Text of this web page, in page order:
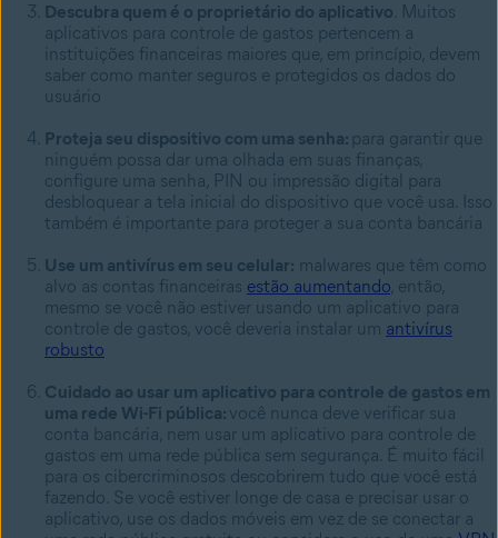
Descubra quem é o proprietário do aplicativo . Muitos
aplicativos para controle de gastos pertencem a
instituições financeiras maiores que, em princípio, devem
saber como manter seguros e protegidos os dados do
usuário
Proteja seu dispositivo com uma senha: para garantir que
ninguém possa dar uma olhada em suas finanças,
configure uma senha, PIN ou impressão digital para
desbloquear a tela inicial do dispositivo que você usa. Isso
também é importante para proteger a sua conta bancária
Use um antivírus em seu celular: malwares que têm como
alvo as contas financeiras estão aumentando, então,
mesmo se você não estiver usando um aplicativo para
controle de gastos, você deveria instalar um antivírus
robusto
Cuidado ao usar um aplicativo para controle de gastos em
uma rede Wi-Fi pública: você nunca deve verificar sua
conta bancária, nem usar um aplicativo para controle de
gastos em uma rede pública sem segurança. É muito fácil
para os cibercriminosos descobrirem tudo que você está
fazendo. Se você estiver longe de casa e precisar usar o
aplicativo, use os dados móveis em vez de se conectar a